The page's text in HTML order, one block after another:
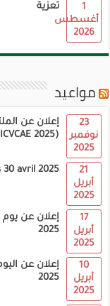
تعزية
1
أغسطس
2026
مواعيد
2025)
23
نوفمبر
2025
30 avril 2025
21
أبريل
2025
2025
17
أبريل
2025
2025
10
أبريل
2025